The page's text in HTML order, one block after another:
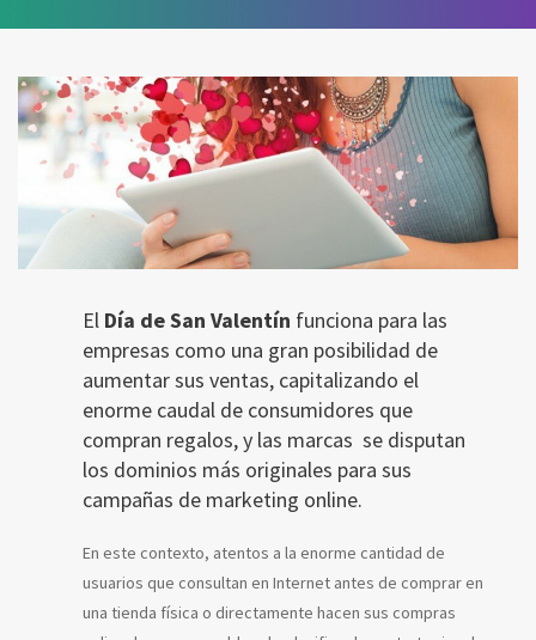
El Día de San Valentín funciona para las
empresas como una gran posibilidad de
aumentar sus ventas, capitalizando el
enorme caudal de consumidores que
compran regalos, y las marcas se disputan
los dominios más originales para sus
campañas de marketing online.
En este contexto, atentos a la enorme cantidad de
usuarios que consultan en Internet antes de comprar en
una tienda física o directamente hacen sus compras